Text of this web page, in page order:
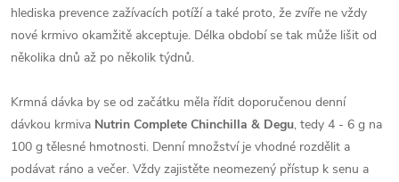
hlediska prevence zažívacích potíží a také proto, že zvíře ne vždy
nové krmivo okamžitě akceptuje. Délka období se tak může lišit od
několika dnů až po několik týdnů.
Krmná dávka by se od začátku měla řídit doporučenou denní
dávkou krmiva Nutrin Complete Chinchilla & Degu, tedy 4 - 6 g na
100 g tělesné hmotnosti. Denní množství je vhodné rozdělit a
podávat ráno a večer. Vždy zajistěte neomezený přístup k senu a